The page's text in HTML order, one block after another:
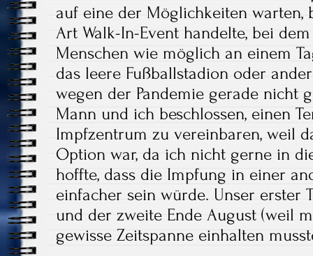
auf eine der Möglichkeiten warten,
Art Walk-In-Event handelte, bei
Menschen wie möglich an einem
das leere Fußballstadion oder
wegen der Pandemie gerade nicht
Mann und ich beschlossen, einen
Impfzentrum zu vereinbaren, weil
Option war, da ich nicht gerne in
hoffte, dass die Impfung in einer
einfacher sein würde. Unser erster
und der zweite Ende August (weil
gewisse Zeitspanne einhalten